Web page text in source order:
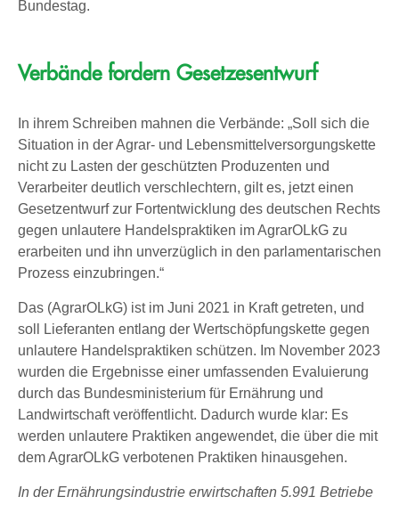
Bundestag.
Verbände fordern Gesetzesentwurf
In ihrem Schreiben mahnen die Verbände: „Soll sich die
Situation in der Agrar- und Lebensmittelversorgungskette
nicht zu Lasten der geschützten Produzenten und
Verarbeiter deutlich verschlechtern, gilt es, jetzt einen
Gesetzentwurf zur Fortentwicklung des deutschen Rechts
gegen unlautere Handelspraktiken im AgrarOLkG zu
erarbeiten und ihn unverzüglich in den parlamentarischen
Prozess einzubringen.“
Das (AgrarOLkG) ist im Juni 2021 in Kraft getreten, und
soll Lieferanten entlang der Wertschöpfungskette gegen
unlautere Handelspraktiken schützen. Im November 2023
wurden die Ergebnisse einer umfassenden Evaluierung
durch das Bundesministerium für Ernährung und
Landwirtschaft veröffentlicht. Dadurch wurde klar: Es
werden unlautere Praktiken angewendet, die über die mit
dem AgrarOLkG verbotenen Praktiken hinausgehen.
In der Ernährungsindustrie erwirtschaften 5.991 Betriebe